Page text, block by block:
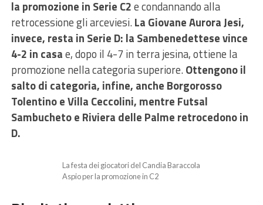
la promozione in Serie C2e condannando alla
retrocessione gli arceviesi.La Giovane Aurora Jesi,
invece, resta in Serie D: la Sambenedettese vince
4-2 in casae, dopo il 4-7 in terra jesina, ottiene la
promozione nella categoria superiore.Ottengono il
salto di categoria, infine, anche Borgorosso
Tolentino e Villa Ceccolini, mentre Futsal
Sambucheto e Riviera delle Palme retrocedono in
D.
La festa dei giocatori del Candia Baraccola
Aspio per la promozione in C2